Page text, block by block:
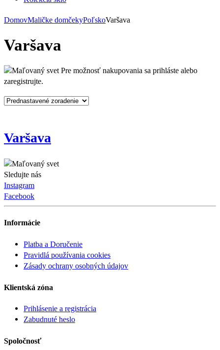
DomovMaličke domčekyPoľskoVaršava
Varšava
Pre možnosť nakupovania sa prihláste alebo
zaregistrujte.
Varšava
Sledujte nás
Instagram
Facebook
Informácie
Platba a Doručenie
Pravidlá používania cookies
Zásady ochrany osobných údajov
Klientská zóna
Prihlásenie a registrácia
Zabudnuté heslo
Spoločnosť